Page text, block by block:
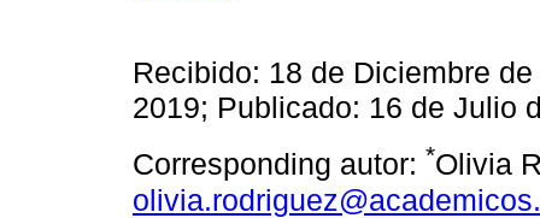
Recibido: 18 de Diciembre
2019; Publicado: 16 de Julio
Corresponding autor: *Olivia